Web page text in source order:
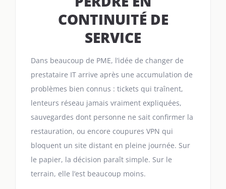
CONTINUITÉ DE
SERVICE
Dans beaucoup de PME, l’idée de changer de
prestataire IT arrive après une accumulation de
problèmes bien connus : tickets qui traînent,
lenteurs réseau jamais vraiment expliquées,
sauvegardes dont personne ne sait confirmer la
restauration, ou encore coupures VPN qui
bloquent un site distant en pleine journée. Sur
le papier, la décision paraît simple. Sur le
terrain, elle l’est beaucoup moins.